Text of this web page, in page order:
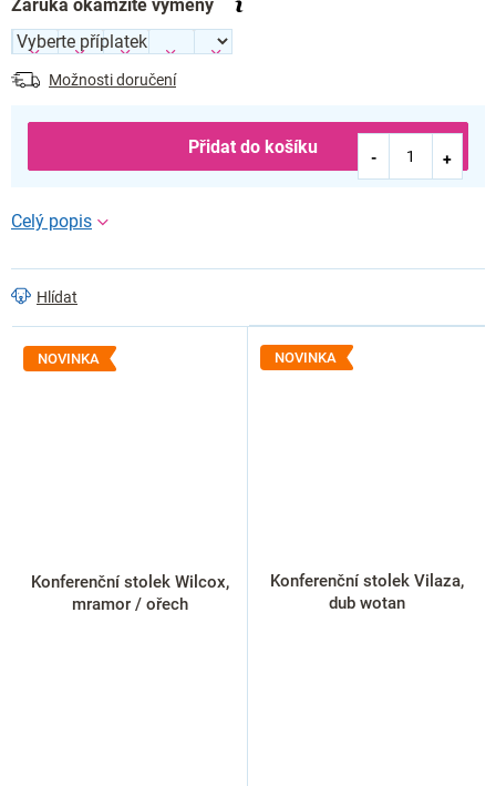
Záruka okamžité výměny
Možnosti doručení
Přidat do košíku
Hlídat
NOVINKA
Konferenční stolek Wilcox,
mramor / ořech
NOVINKA
Konferenční stolek Vilaza,
dub wotan